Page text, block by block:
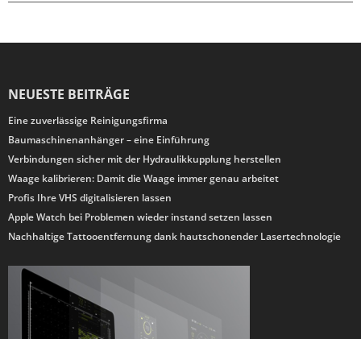
NEUESTE BEITRÄGE
Eine zuverlässige Reinigungsfirma
Baumaschinenanhänger – eine Einführung
Verbindungen sicher mit der Hydraulikkupplung herstellen
Waage kalibrieren: Damit die Waage immer genau arbeitet
Profis Ihre VHS digitalisieren lassen
Apple Watch bei Problemen wieder instand setzen lassen
Nachhaltige Tattooentfernung dank hautschonender Lasertechnologie